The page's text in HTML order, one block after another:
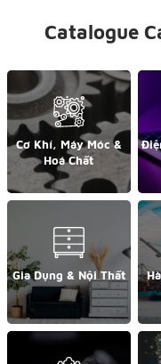
Catalogue
Cơ Khí, Máy Móc &
Hoá Chất
Gia Dụng & Nội Thất